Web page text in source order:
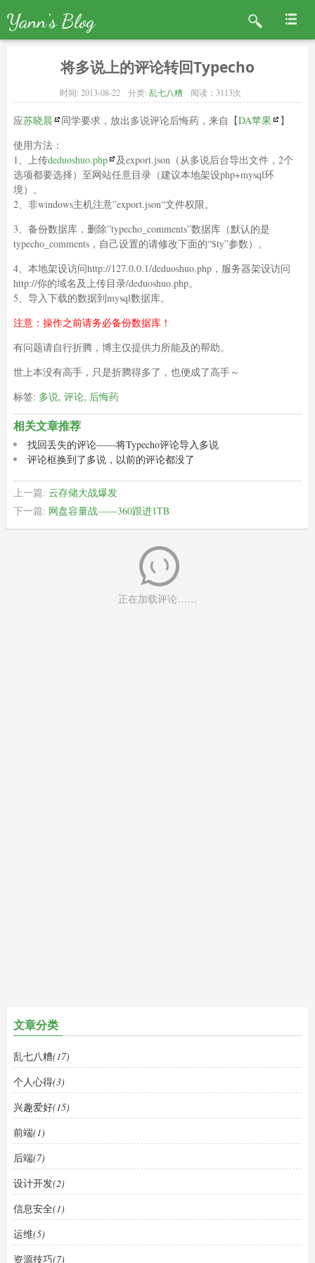
Yann's Blog
将多说上的评论转回Typecho
时间:2013-08-22 分类:乱七八糟 阅读：3113次
应苏晓晨 同学要求，放出多说评论后悔药，来自 【DA苹果
】
使用方法：
1、上传deduoshuo.php
及export.json（从多说后台导出文件，2个
选项都要选择）至网站任意目录（建议本地架设php+mysql环
境）。
2、非windows主机注意”export.json“文件权限。
3、备份数据库，删除”typecho_comments”数据库（默认的是
typecho_comments，自己设置的请修改下面的“$ty”参数）。
4、本地架设访问http://127.0.0.1/deduoshuo.php，服务器架设访问
http://你的域名及上传目录/deduoshuo.php。
5、导入下载的数据到mysql数据库。
注意：操作之前请务必备份数据库！
有问题请自行折腾，博主仅提供力所能及的帮助。
世上本没有高手，只是折腾得多了，也便成了高手～
标签: 多说, 评论, 后悔药
相关文章推荐
找回丢失的评论——将Typecho评论导入多说
评论框换到了多说，以前的评论都没了
上一篇: 云存储大战爆发
下一篇: 网盘容量战——360跟进1TB
文章分类
乱七八糟(17)
个人心得(3)
兴趣爱好(15)
前端(1)
后端(7)
设计开发(2)
信息安全(1)
运维(5)
资源技巧(7)